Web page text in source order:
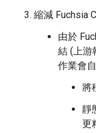
縮減 Fuchsia
由於
結 (上游
作業會
將
靜
更